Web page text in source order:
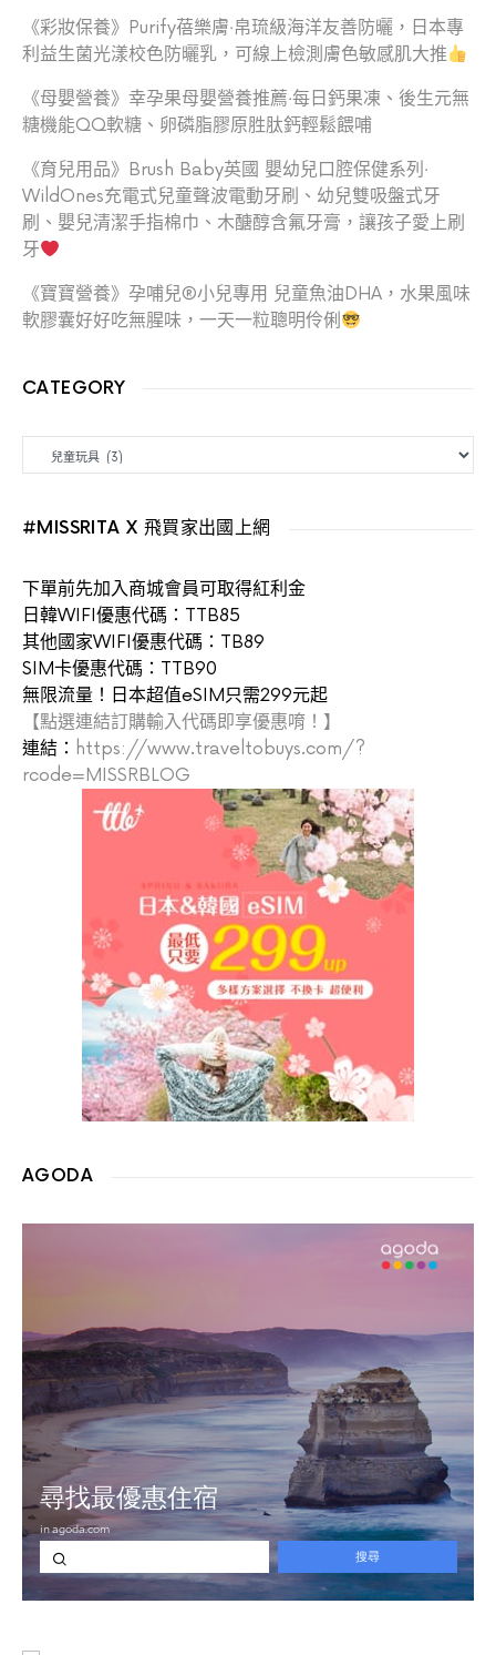
《彩妝保養》Purify蓓樂膚‧帛琉級海洋友善防曬，日本專
利益生菌光漾校色防曬乳，可線上檢測膚色敏感肌大推
《母嬰營養》幸孕果母嬰營養推薦‧每日鈣果凍、後生元無
糖機能QQ軟糖、卵磷脂膠原胜肽鈣輕鬆餵哺
《育兒用品》Brush Baby英國 嬰幼兒口腔保健系列‧
WildOnes充電式兒童聲波電動牙刷、幼兒雙吸盤式牙
刷、嬰兒清潔手指棉巾、木醣醇含氟牙膏，讓孩子愛上刷
牙
《寶寶營養》孕哺兒®小兒專用 兒童魚油DHA，水果風味
軟膠囊好好吃無腥味，一天一粒聰明伶俐
CATEGORY
#MISSRITA X 飛買家出國上網
下單前先加入商城會員可取得紅利金
日韓WIFI優惠代碼：TTB85
其他國家WIFI優惠代碼：TB89
SIM卡優惠代碼：TTB90
無限流量！日本超值eSIM只需299元起
【點選連結訂購輸入代碼即享優惠唷！】
連結： https://www.traveltobuys.com/?
rcode=MISSRBLOG
AGODA